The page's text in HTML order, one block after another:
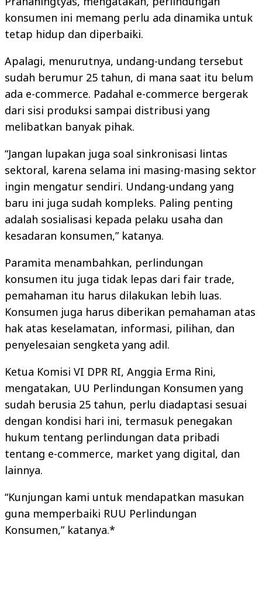
konsumen ini memang perlu ada dinamika untuk
tetap hidup dan diperbaiki.
Apalagi, menurutnya, undang-undang tersebut
sudah berumur 25 tahun, di mana saat itu belum
ada e-commerce. Padahal e-commerce bergerak
dari sisi produksi sampai distribusi yang
melibatkan banyak pihak.
“Jangan lupakan juga soal sinkronisasi lintas
sektoral, karena selama ini masing-masing sektor
ingin mengatur sendiri. Undang-undang yang
baru ini juga sudah kompleks. Paling penting
adalah sosialisasi kepada pelaku usaha dan
kesadaran konsumen,” katanya.
Paramita menambahkan, perlindungan
konsumen itu juga tidak lepas dari fair trade,
pemahaman itu harus dilakukan lebih luas.
Konsumen juga harus diberikan pemahaman atas
hak atas keselamatan, informasi, pilihan, dan
penyelesaian sengketa yang adil.
Ketua Komisi VI DPR RI, Anggia Erma Rini,
mengatakan, UU Perlindungan Konsumen yang
sudah berusia 25 tahun, perlu diadaptasi sesuai
dengan kondisi hari ini, termasuk penegakan
hukum tentang perlindungan data pribadi
tentang e-commerce, market yang digital, dan
lainnya.
“Kunjungan kami untuk mendapatkan masukan
guna memperbaiki RUU Perlindungan
Konsumen,” katanya.*